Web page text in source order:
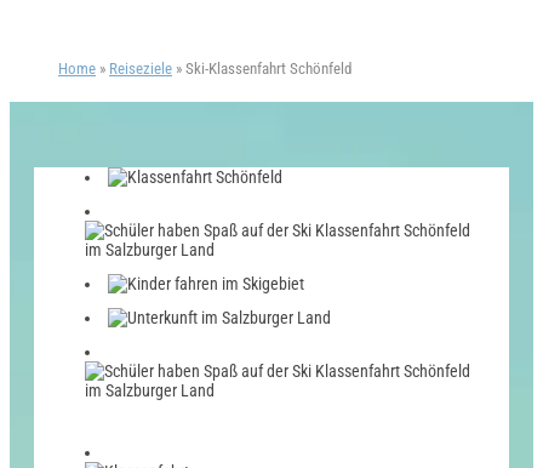
Home » Reiseziele » Ski-Klassenfahrt Schönfeld